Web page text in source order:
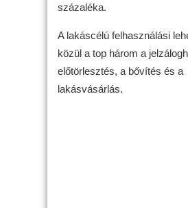
százaléka.
A lakáscélú felhasználási
közül a top három a
előtörlesztés, a bővítés és a
lakásvásárlás.